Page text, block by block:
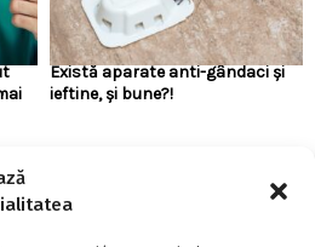
Există aparate anti-gândaci și
ieftine, și bune?!